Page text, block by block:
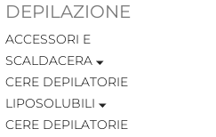
DEPILAZIONE
ACCESSORI E
SCALDACERA
CERE DEPILATORIE
LIPOSOLUBILI
CERE DEPILATORIE